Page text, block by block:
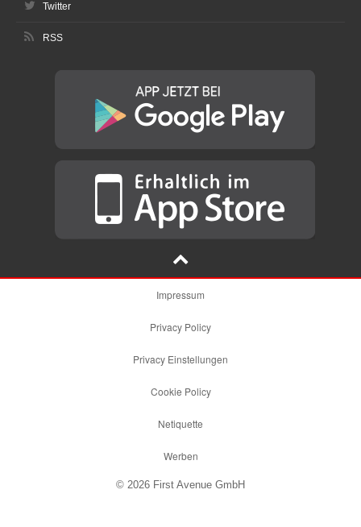
Twitter
RSS
Impressum
Privacy Policy
Privacy Einstellungen
Cookie Policy
Netiquette
Werben
© 2026 First Avenue GmbH